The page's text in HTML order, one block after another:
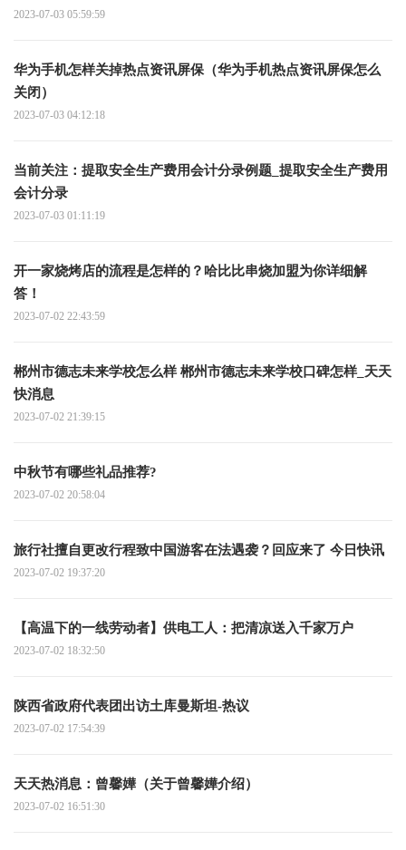
2023-07-03 05:59:59
华为手机怎样关掉热点资讯屏保（华为手机热点资讯屏保怎么
关闭）
2023-07-03 04:12:18
当前关注：提取安全生产费用会计分录例题_提取安全生产费用
会计分录
2023-07-03 01:11:19
开一家烧烤店的流程是怎样的？哈比比串烧加盟为你详细解
答！
2023-07-02 22:43:59
郴州市德志未来学校怎么样 郴州市德志未来学校口碑怎样_天天
快消息
2023-07-02 21:39:15
中秋节有哪些礼品推荐?
2023-07-02 20:58:04
旅行社擅自更改行程致中国游客在法遇袭？回应来了 今日快讯
2023-07-02 19:37:20
【高温下的一线劳动者】供电工人：把清凉送入千家万户
2023-07-02 18:32:50
陕西省政府代表团出访土库曼斯坦-热议
2023-07-02 17:54:39
天天热消息：曾馨嬅（关于曾馨嬅介绍）
2023-07-02 16:51:30